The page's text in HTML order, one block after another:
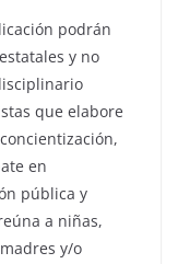
podrán
y no
que elabore
en
pública y
a niñas,
y/o